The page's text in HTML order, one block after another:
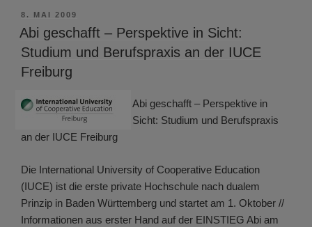
VERÖFFENTLICHT
AM
8. MAI 2009
Abi geschafft – Perspektive in Sicht:
Studium und Berufspraxis an der IUCE
Freiburg
Abi geschafft – Perspektive in
Sicht: Studium und Berufspraxis
an der IUCE Freiburg
Die International University of Cooperative Education
(IUCE) ist die erste private Hochschule nach dualem
Prinzip in Baden Württemberg und startet am 1. Oktober //
Informationen aus erster Hand auf der EINSTIEG Abi am